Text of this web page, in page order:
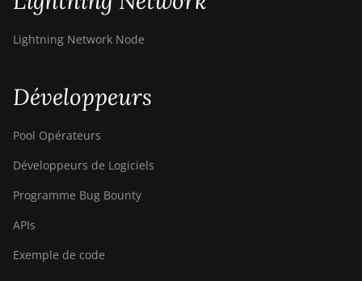
Lightning Network Node
Développeurs
Pool Opérateurs
Développeurs de Logiciels
Programme Bug Bounty
APIs
Exemple de code